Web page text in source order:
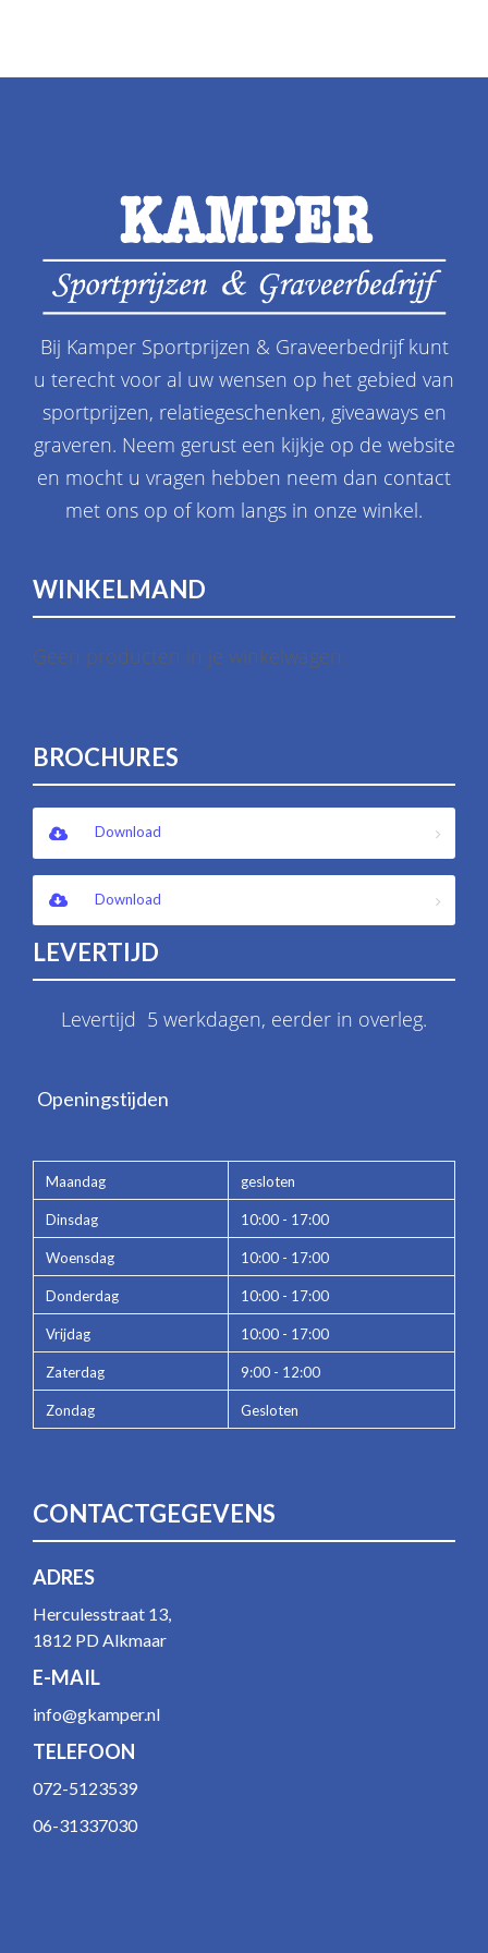
Bij Kamper Sportprijzen & Graveerbedrijf kunt
u terecht voor al uw wensen op het gebied van
sportprijzen, relatiegeschenken, giveaways en
graveren. Neem gerust een kijkje op de website
en mocht u vragen hebben neem dan contact
met ons op of kom langs in onze winkel.
WINKELMAND
Geen producten in je winkelwagen.
BROCHURES
Download
Download
LEVERTIJD
Levertijd 5 werkdagen, eerder in overleg.
Openingstijden
Maandag gesloten
Dinsdag 10:00 - 17:00
Woensdag 10:00 - 17:00
Donderdag 10:00 - 17:00
Vrijdag 10:00 - 17:00
Zaterdag 9:00 - 12:00
Zondag Gesloten
CONTACTGEGEVENS
ADRES
Herculesstraat 13,
1812 PD Alkmaar
E-MAIL
info@gkamper.nl
TELEFOON
072-5123539
06-31337030